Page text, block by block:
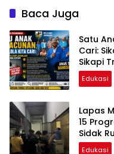
“Jangan Biarkan Publik
Bertanya-tanya”
Baca Juga
Satu
Cari:
Sikapi
Edukasi
Lapas
15
Sidak
Edukasi